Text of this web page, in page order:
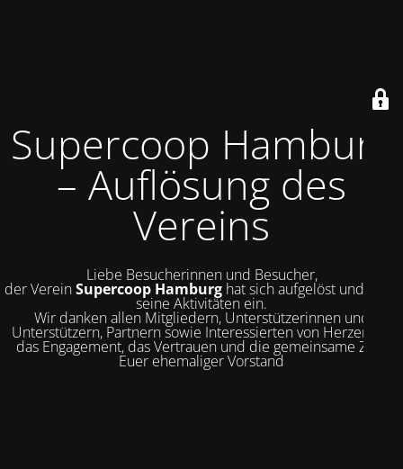
Supercoop Hamburg
– Auflösung des
Vereins
Liebe Besucherinnen und Besucher,
der VereinSupercoop Hamburg hat sich aufgelöst und stellt
seine Aktivitäten ein.
Wir danken allen Mitgliedern, Unterstützerinnen und
Unterstützern, Partnern sowie Interessierten von Herzen für
das Engagement, das Vertrauen und die gemeinsame Zeit.
Euer ehemaliger Vorstand